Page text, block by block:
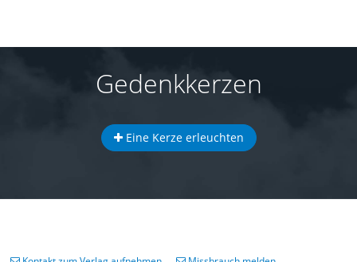
Gedenkkerzen
Eine Kerze erleuchten